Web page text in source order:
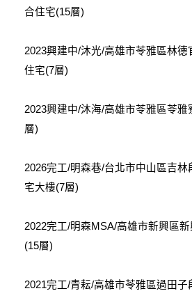
合住宅(15層)
2023興建中/沐光/高雄市苓雅區林德
住宅(7層)
2023興建中/沐海/高雄市苓雅區苓
層)
2026完工/明森巷/台北市中山區吉
宅大樓(7層)
2022完工/明森MSA/高雄市新興區
(15層)
2021完工/青耘/高雄市苓雅區過田子